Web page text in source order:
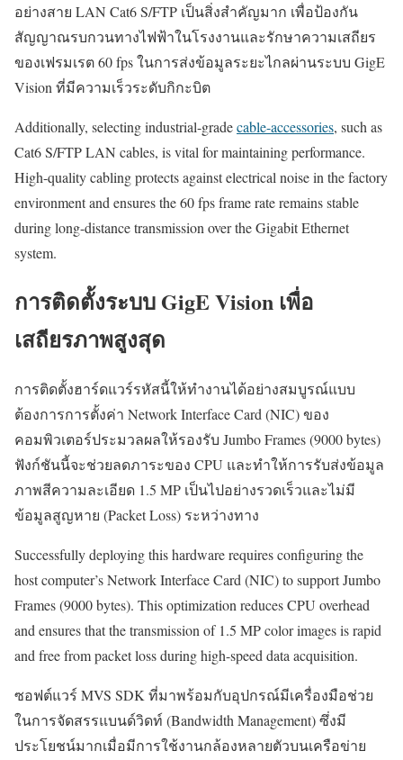
อย่างสาย LAN Cat6 S/FTP เป็นสิ่งสำคัญมาก เพื่อป้องกัน
สัญญาณรบกวนทางไฟฟ้าในโรงงานและรักษาความเสถียร
ของเฟรมเรต 60 fps ในการส่งข้อมูลระยะไกลผ่านระบบ GigE
Vision ที่มีความเร็วระดับกิกะบิต
Additionally, selecting industrial-gradecable-accessories, such as
Cat6 S/FTP LAN cables, is vital for maintaining performance.
High-quality cabling protects against electrical noise in the factory
environment and ensures the 60 fps frame rate remains stable
during long-distance transmission over the Gigabit Ethernet
system.
การติดตั้งระบบ GigE Vision เพื่อ
เสถียรภาพสูงสุด
การติดตั้งฮาร์ดแวร์รหัสนี้ให้ทำงานได้อย่างสมบูรณ์แบบ
ต้องการการตั้งค่า Network Interface Card (NIC) ของ
คอมพิวเตอร์ประมวลผลให้รองรับ Jumbo Frames (9000 bytes)
ฟังก์ชันนี้จะช่วยลดภาระของ CPU และทำให้การรับส่งข้อมูล
ภาพสีความละเอียด 1.5 MP เป็นไปอย่างรวดเร็วและไม่มี
ข้อมูลสูญหาย (Packet Loss) ระหว่างทาง
Successfully deploying this hardware requires configuring the
host computer’s Network Interface Card (NIC) to support Jumbo
Frames (9000 bytes). This optimization reduces CPU overhead
and ensures that the transmission of 1.5 MP color images is rapid
and free from packet loss during high-speed data acquisition.
ซอฟต์แวร์ MVS SDK ที่มาพร้อมกับอุปกรณ์มีเครื่องมือช่วย
ในการจัดสรรแบนด์วิดท์ (Bandwidth Management) ซึ่งมี
ประโยชน์มากเมื่อมีการใช้งานกล้องหลายตัวบนเครือข่าย